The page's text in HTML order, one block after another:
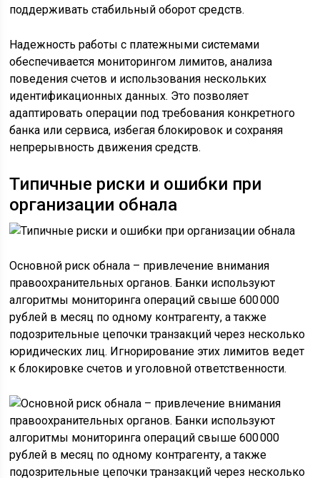
поддерживать стабильный оборот средств.
Надежность работы с платежными системами
обеспечивается мониторингом лимитов, анализа
поведения счетов и использования нескольких
идентификационных данных. Это позволяет
адаптировать операции под требования конкретного
банка или сервиса, избегая блокировок и сохраняя
непрерывность движения средств.
Типичные риски и ошибки при
организации обнала
Основной риск обнала – привлечение внимания
правоохранительных органов. Банки используют
алгоритмы мониторинга операций свыше 600 000
рублей в месяц по одному контрагенту, а также
подозрительные цепочки транзакций через несколько
юридических лиц. Игнорирование этих лимитов ведет
к блокировке счетов и уголовной ответственности.